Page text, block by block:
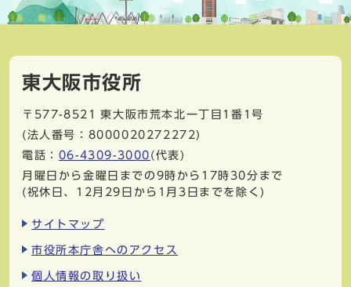
東大阪市役所
〒577-8521
東大阪市荒本北一丁目1番1号
(法人番号：8000020272272)
電話： 06-4309-3000 (代表)
月曜日から金曜日までの9時から17時30分まで
(祝休日、12月29日から1月3日までを除く)
サイトマップ
市役所本庁舎へのアクセス
個人情報の取り扱い